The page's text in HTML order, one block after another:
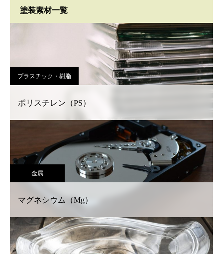
塗装素材一覧
プラスチック・樹脂
ポリスチレン（PS）
金属
マグネシウム（Mg）